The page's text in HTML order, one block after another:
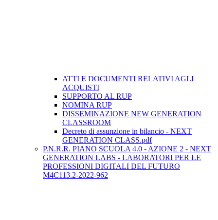
ATTI E DOCUMENTI RELATIVI AGLI
ACQUISTI
SUPPORTO AL RUP
NOMINA RUP
DISSEMINAZIONE NEW GENERATION
CLASSROOM
Decreto di assunzione in bilancio - NEXT
GENERATION CLASS.pdf
P.N.R.R. PIANO SCUOLA 4.0 - AZIONE 2 - NEXT
GENERATION LABS - LABORATORI PER LE
PROFESSIONI DIGITALI DEL FUTURO
M4C113.2-2022-962